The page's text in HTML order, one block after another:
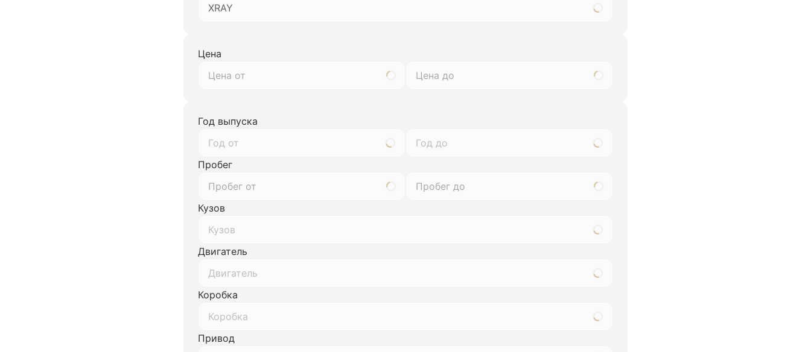
XRAY
Цена
Год выпуска
Год от
Год до
Пробег
Кузов
Кузов
Двигатель
Двигатель
Коробка
Коробка
Привод